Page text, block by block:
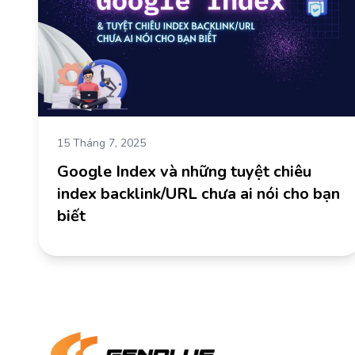
15 Tháng 7, 2025
Google Index và những tuyệt chiêu
index backlink/URL chưa ai nói cho bạn
biết